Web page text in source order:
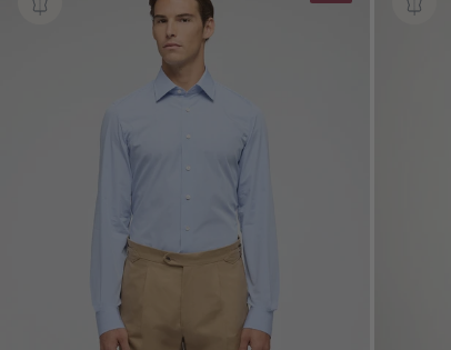
Eventos especiales
Contemporáneo
COMPRAR POR TEJIDO
COMPRAR POR TEJIDO